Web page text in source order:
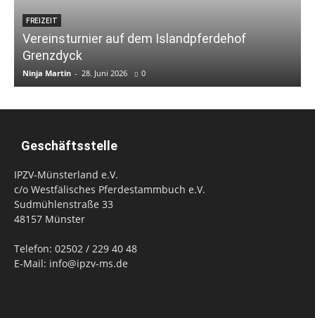
FREIZEIT
Vereinsturnier auf dem Islandpferdehof
Grenzdyck
Ninja Martin - 28. Juni 2026 0
Geschäftsstelle
IPZV-Münsterland e.V.
c/o Westfälisches Pferdestammbuch e.V.
Sudmühlenstraße 33
48157 Münster
Telefon: 02502 / 229 40 48
E-Mail: info@ipzv-ms.de